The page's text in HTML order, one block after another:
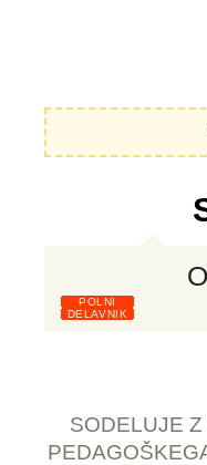
POLNI
DELAVNIK
SODELUJE